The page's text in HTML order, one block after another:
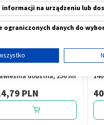
doustna, 250 ml
PLN
na urządzeniu lub
ograniczonych danych do
celu spersonalizowanych
profili w celu doboru